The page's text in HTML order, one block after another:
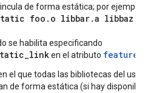
de forma estática; por ejemplo,
foo.o libbar.a
se habilita especificando
en el atributo features
el que todas las bibliotecas del
de forma estática (si hay disponible